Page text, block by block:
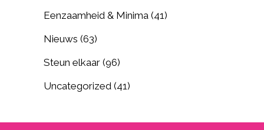
Eenzaamheid & Minima (41)
Nieuws (63)
Steun elkaar (96)
Uncategorized (41)